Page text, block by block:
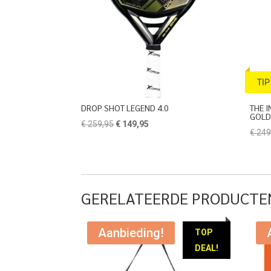
DROP SHOT LEGEND 4.0
€259,95Oorspronkelijke
€ 149,95
TIP
THE
GOLD
€
GERELATEERDE
TOP
DEAL!
Aanbieding!